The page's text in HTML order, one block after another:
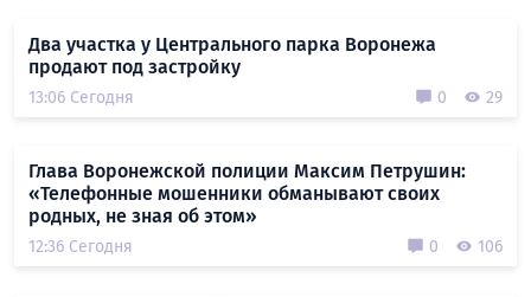
Два участка у Центрального парка Воронежа
продают под застройку
13:06 Сегодня 0 29
Глава Воронежской полиции Максим Петрушин:
«Телефонные мошенники обманывают своих
родных, не зная об этом»
12:36 Сегодня 0 106